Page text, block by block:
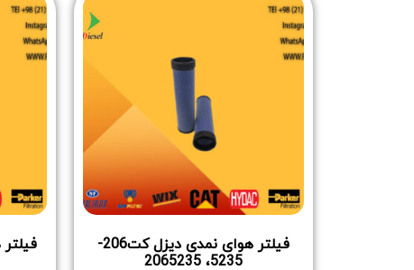
فیلتر هوای نمدی دیزل کت206-
5235، 2065235